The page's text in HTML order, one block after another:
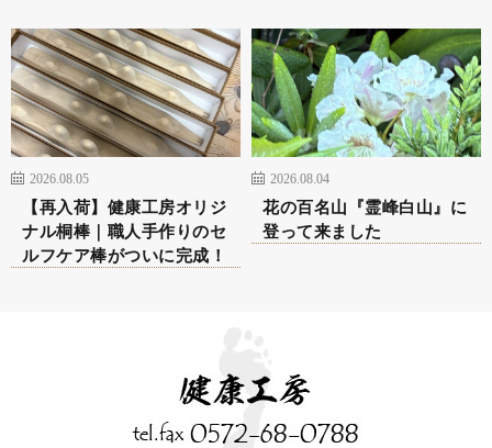
2026.08.05
【再入荷】健康工房オリジ
ナル桐棒｜職人手作りのセ
ルフケア棒がついに完成！
2026.08.04
花の百名山『霊峰白山』に
登って来ました